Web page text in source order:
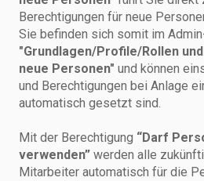
Berechtigungen für neue
Sie befinden sich somit im
"Grundlagen/Profile/Rollen
neue Personen" und können
und Berechtigungen bei Anlage
automatisch gesetzt sind.
Mit der Berechtigung “Darf
verwenden” werden alle
Mitarbeiter automatisch für die